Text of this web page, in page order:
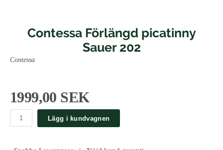
Contessa Förlängd picatinny
Sauer 202
Contessa
1999,00 SEK
Lägg i kundvagnen